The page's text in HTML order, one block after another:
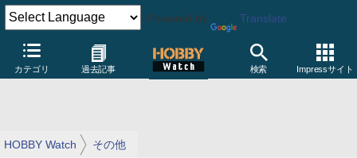
Powered by Translate
カテゴリ 過去記事 検索 Impressサイト
HOBBY Watch その他